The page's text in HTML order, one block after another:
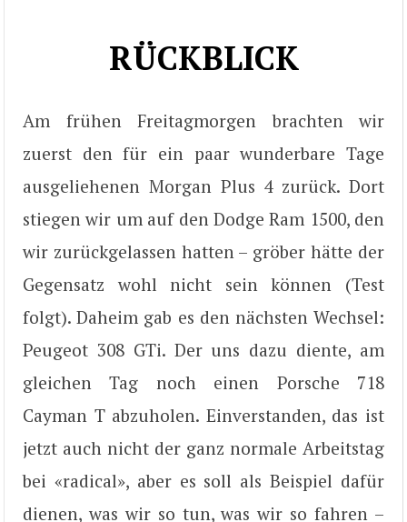
RÜCKBLICK
Am frühen Freitagmorgen brachten wir
zuerst den für ein paar wunderbare Tage
ausgeliehenen Morgan Plus 4 zurück. Dort
stiegen wir um auf den Dodge Ram 1500, den
wir zurückgelassen hatten – gröber hätte der
Gegensatz wohl nicht sein können (Test
folgt). Daheim gab es den nächsten Wechsel:
Peugeot 308 GTi. Der uns dazu diente, am
gleichen Tag noch einen Porsche 718
Cayman T abzuholen. Einverstanden, das ist
jetzt auch nicht der ganz normale Arbeitstag
bei «radical», aber es soll als Beispiel dafür
dienen, was wir so tun, was wir so fahren –